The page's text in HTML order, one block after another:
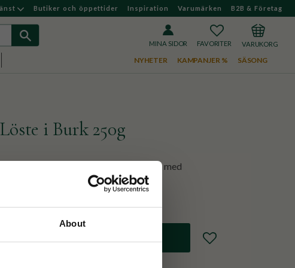
About
Butiker och öppettider Inspiration Varumärken B2B & Företag
MINA SIDOR
FAVORITERKUNDVAGN
NYHETER KAMPANJER % SÄSONG
i Burk 250g
och kinesiska teer, varsamt smaksatt med
Lägg till i favoriter